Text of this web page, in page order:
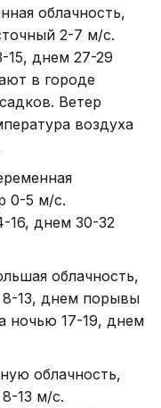
облачность,
2-7 м/с.
15, днем 27-29
в городе
Ветер
воздуха
0-5 м/с.
16, днем 30-32
облачность,
8-13, днем порывы
ночью 17-19, днем
облачность,
13 м/с.